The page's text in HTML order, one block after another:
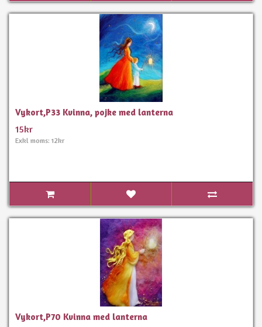
Vykort,P33 Kvinna, pojke med lanterna
15kr
Exkl moms: 12kr
Vykort,P70 Kvinna med lanterna